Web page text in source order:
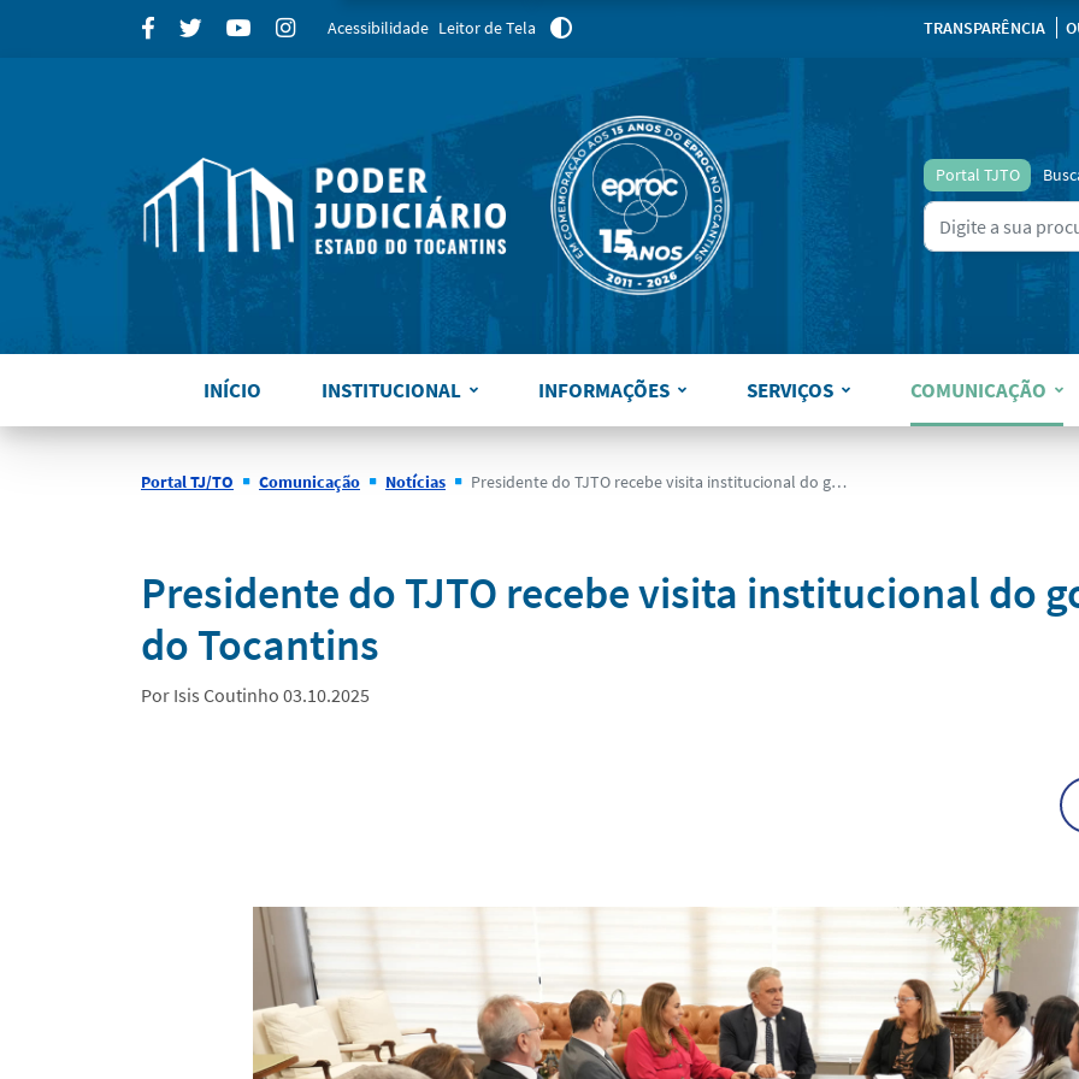
para para para
FacebookTwitter YoutubeInstagram
Acessibilidade Leitor de Tela
de
alto
contraste
TRANSPARÊNCIA
Portal TJTO
Ir para o resultado
INÍCIO INSTITUCIONAL INFORMAÇÕES SERVIÇOS COMUNICAÇÃO
Portal TJ/TO Comunicação Notícias Presidente do TJTO recebe visita institucional do governador do Estado do Tocantins
Notícias
Presidente do TJTO recebe visita institucional do
do Tocantins
Por Isis Coutinho 03.10.2025